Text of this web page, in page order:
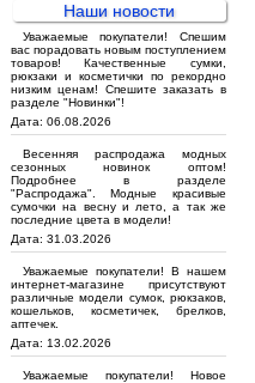
Наши новости
Уважаемые покупатели! Спешим
вас порадовать новым поступлением
товаров! Качественные сумки,
рюкзаки и косметички по рекордно
низким ценам! Спешите заказать в
разделе "Новинки"!
Дата: 06.08.2026
Весенняя распродажа модных
сезонных новинок оптом!
Подробнее в разделе
"Распродажа". Модные красивые
сумочки на весну и лето, а так же
последние цвета в модели!
Дата: 31.03.2026
Уважаемые покупатели! В нашем
интернет-магазине присутствуют
различные модели сумок, рюкзаков,
кошельков, косметичек, брелков,
аптечек.
Дата: 13.02.2026
Уважаемые покупатели! Новое